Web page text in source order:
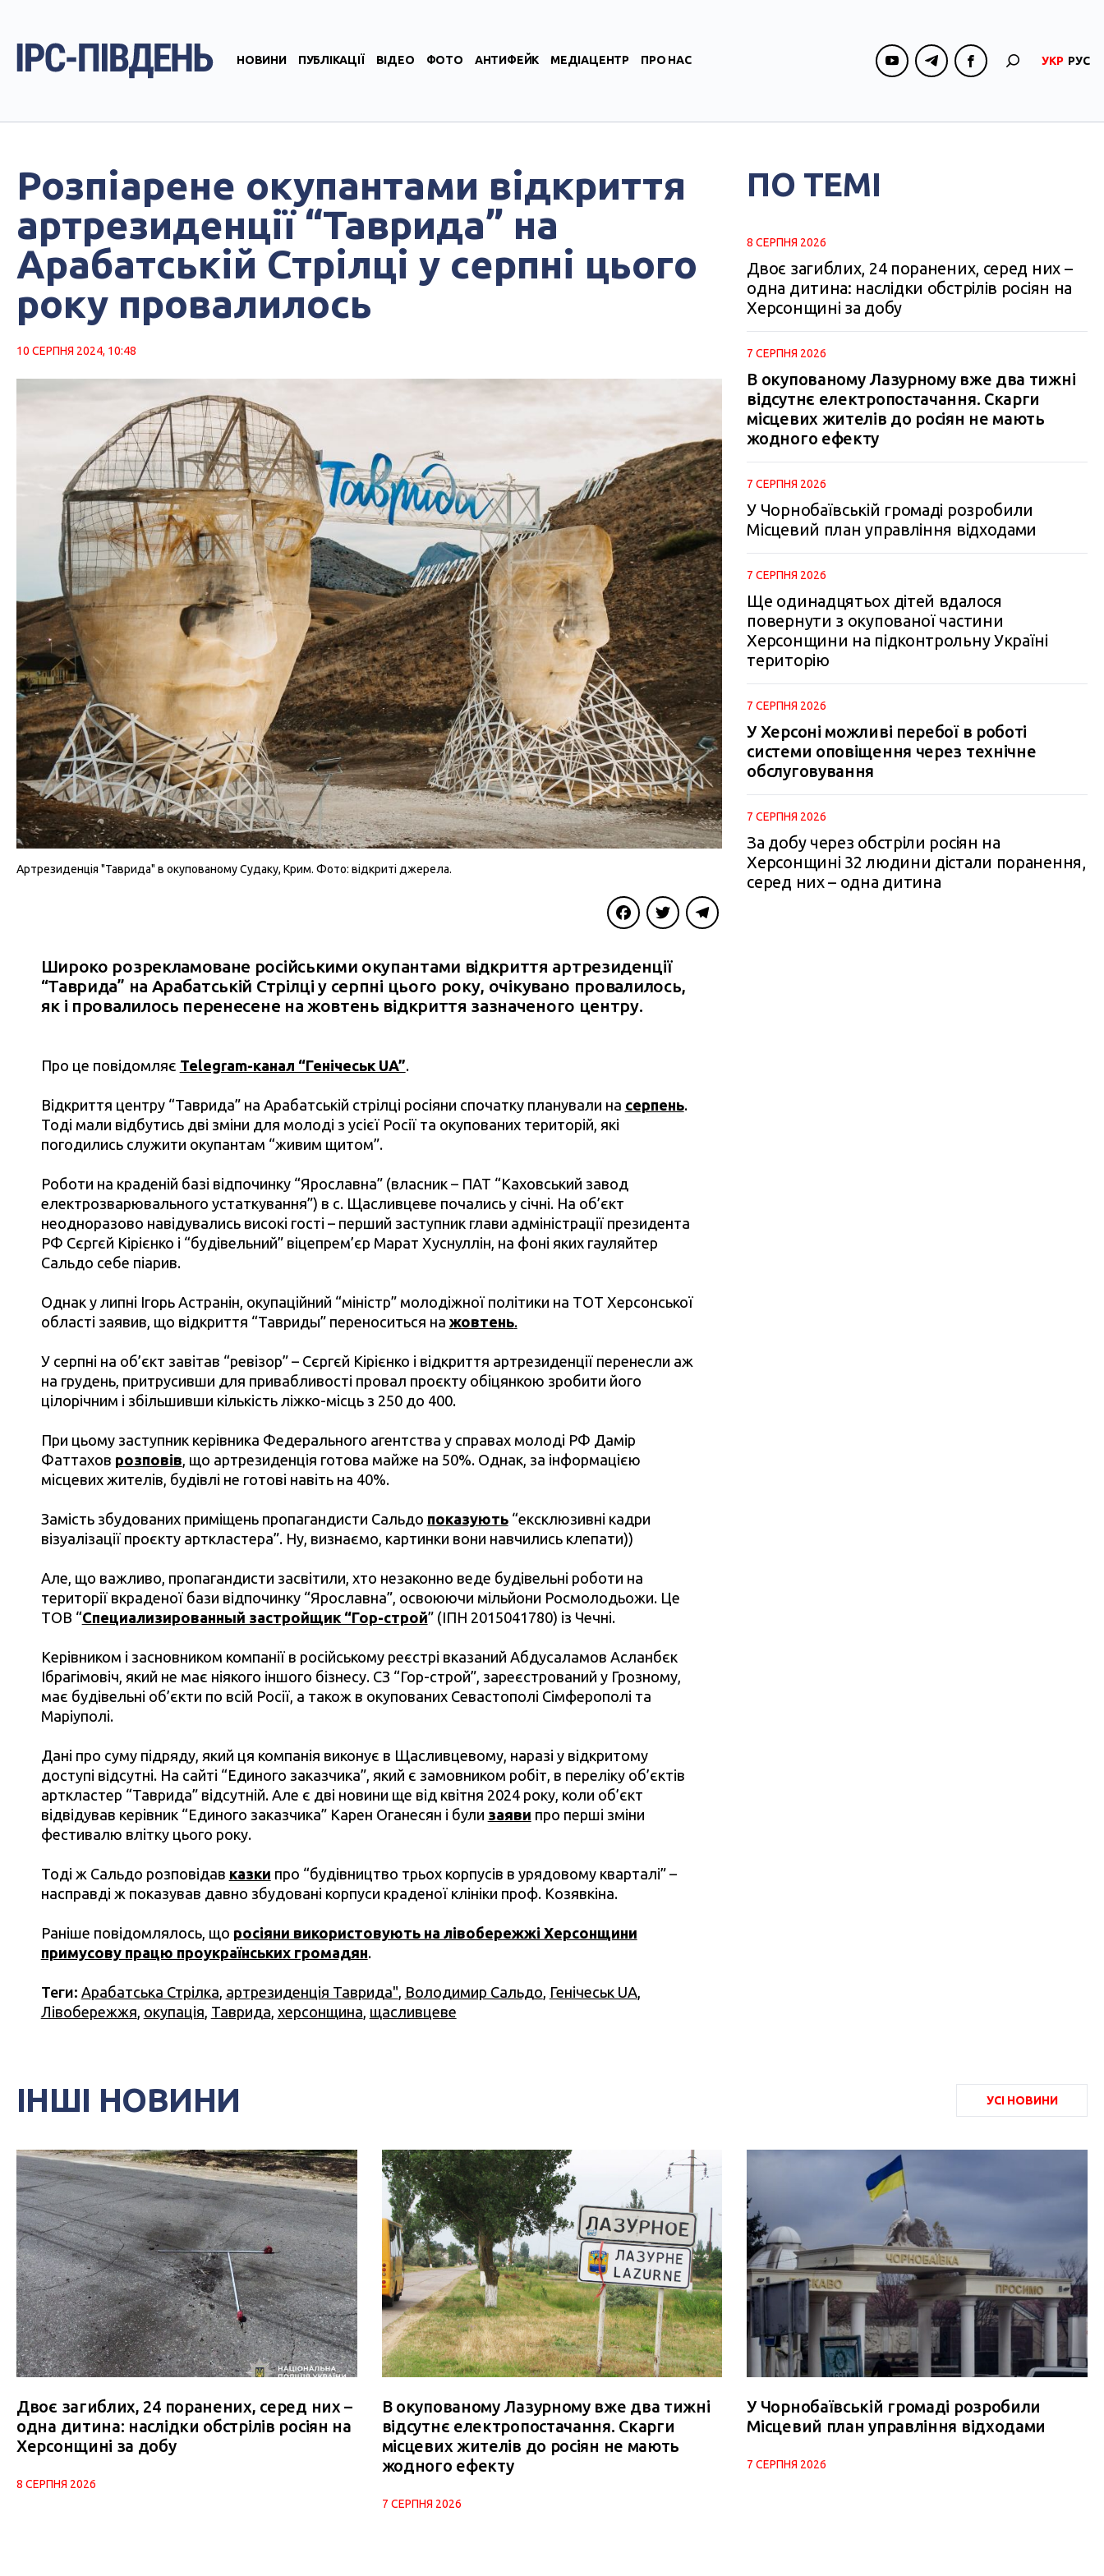
НОВИНИ ПУБЛІКАЦІЇ ВІДЕО ФОТО АНТИФЕЙК МЕДІАЦЕНТР ПРО НАС УКР РУС
Розпіарене окупантами відкриття
артрезиденції “Таврида” на
Арабатській Стрілці у серпні цього
року провалилось
10 СЕРПНЯ 2024, 10:48
Артрезиденція "Таврида" в окупованому Судаку, Крим. Фото: відкриті джерела.
Широко розрекламоване російськими окупантами відкриття артрезиденції
“Таврида” на Арабатській Стрілці у серпні цього року, очікувано провалилось,
як і провалилось перенесене на жовтень відкриття зазначеного центру.
Про це повідомляє Telegram-канал “Генічеськ UA”.
Відкриття центру “Таврида” на Арабатській стрілці росіяни спочатку планували на серпень.
Тоді мали відбутись дві зміни для молоді з усієї Росії та окупованих територій, які
погодились служити окупантам “живим щитом”.
Роботи на краденій базі відпочинку “Ярославна” (власник – ПАТ “Каховський завод
електрозварювального устаткування”) в с. Щасливцеве почались у січні. На об’єкт
неодноразово навідувались високі гості – перший заступник глави адміністрації президента
РФ Сєргєй Кірієнко і “будівельний” віцепрем’єр Марат Хуснуллін, на фоні яких гауляйтер
Сальдо себе піарив.
Однак у липні Ігорь Астранін, окупаційний “міністр” молодіжної політики на ТОТ Херсонської
області заявив, що відкриття “Тавриды” переноситься на жовтень.
У серпні на об’єкт завітав “ревізор” – Сєргєй Кірієнко і відкриття артрезиденції перенесли аж
на грудень, притрусивши для привабливості провал проєкту обіцянкою зробити його
цілорічним і збільшивши кількість ліжко-місць з 250 до 400.
При цьому заступник керівника Федерального агентства у справах молоді РФ Дамір
Фаттахов розповів, що артрезиденція готова майже на 50%. Однак, за інформацією
місцевих жителів, будівлі не готові навіть на 40%.
Замість збудованих приміщень пропагандисти Сальдо показують“ексклюзивні кадри
візуалізації проєкту арткластера”. Ну, визнаємо, картинки вони навчились клепати))
Але, що важливо, пропагандисти засвітили, хто незаконно веде будівельні роботи на
території вкраденої бази відпочинку “Ярославна”, освоюючи мільйони Росмолодьожи. Це
ТОВ “Специализированный застройщик “Гор-строй” (ІПН 2015041780) із Чечні.
Керівником і засновником компанії в російському реєстрі вказаний Абдусаламов Асланбєк
Ібрагімовіч, який не має ніякого іншого бізнесу. СЗ “Гор-строй”, зареєстрований у Грозному,
має будівельні об’єкти по всій Росії, а також в окупованих Севастополі Сімферополі та
Маріуполі.
Дані про суму підряду, який ця компанія виконує в Щасливцевому, наразі у відкритому
доступі відсутні. На сайті “Единого заказчика”, який є замовником робіт, в переліку об’єктів
арткластер “Таврида” відсутній. Але є дві новини ще від квітня 2024 року, коли об’єкт
відвідував керівник “Единого заказчика” Карен Оганесян і були заяви про перші зміни
фестивалю влітку цього року.
Тоді ж Сальдо розповідав казки про “будівництво трьох корпусів в урядовому кварталі” –
насправді ж показував давно збудовані корпуси краденої клініки проф. Козявкіна.
Раніше повідомлялось, що росіяни використовують на лівобережжі Херсонщини
примусову працю проукраїнських громадян.
Теги: Арабатська Стрілка, артрезиденція Таврида", Володимир Сальдо, Генічеськ UA,
Лівобережжя, окупація, Таврида, херсонщина, щасливцеве
ПО ТЕМІ
8 СЕРПНЯ 2026
Двоє загиблих, 24 поранених, серед них –
одна дитина: наслідки обстрілів росіян на
Херсонщині за добу
7 СЕРПНЯ 2026
В окупованому Лазурному вже два тижні
відсутнє електропостачання. Скарги
місцевих жителів до росіян не мають
жодного ефекту
7 СЕРПНЯ 2026
У Чорнобаївській громаді розробили
Місцевий план управління відходами
7 СЕРПНЯ 2026
Ще одинадцятьох дітей вдалося
повернути з окупованої частини
Херсонщини на підконтрольну Україні
територію
7 СЕРПНЯ 2026
У Херсоні можливі перебої в роботі
системи оповіщення через технічне
обслуговування
7 СЕРПНЯ 2026
За добу через обстріли росіян на
Херсонщині 32 людини дістали поранення,
серед них – одна дитина
ІНШІ НОВИНИ УСІ НОВИНИ
Двоє загиблих, 24 поранених, серед них –
одна дитина: наслідки обстрілів росіян на
Херсонщині за добу
8 СЕРПНЯ 2026
В окупованому Лазурному вже два тижні
відсутнє електропостачання. Скарги
місцевих жителів до росіян не мають
жодного ефекту
7 СЕРПНЯ 2026
У Чорнобаївській громаді розробили
Місцевий план управління відходами
7 СЕРПНЯ 2026